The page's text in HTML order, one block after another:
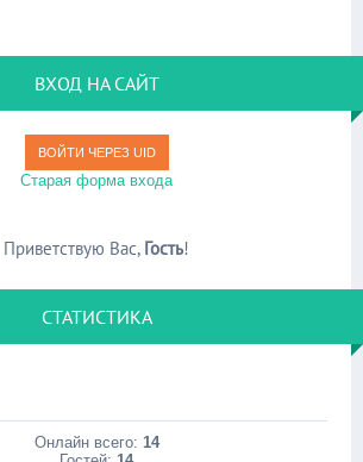
ВХОД НА САЙТ
ВОЙТИ ЧЕРЕЗ UID
Старая форма входа
Приветствую Вас, Гость!
СТАТИСТИКА
Онлайн всего: 14